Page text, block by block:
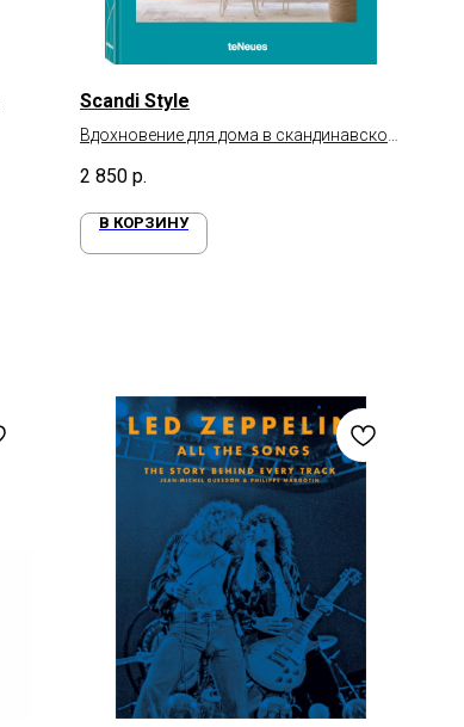
Scandi Style
Вдохновение для дома в скандинавском
2 850 р.
В КОРЗИНУ